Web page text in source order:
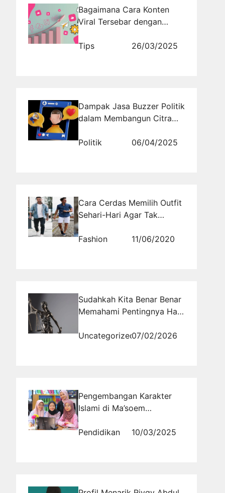
Bagaimana Cara Konten
Viral Tersebar dengan
Tips
26/03/2025
Dampak Jasa Buzzer Politik
dalam Membangun Citra
Politik
06/04/2025
Cara Cerdas Memilih Outfit
Sehari-Hari Agar Tak
Dilihat
Fashion 11/06/2020
Sudahkah Kita Benar Benar
Memahami Pentingnya Hari
Masa Depan Hukum
Uncategorized07/02/2026
Pengembangan Karakter
Islami di Ma’soem
Identitas dan Kepribadian
Pendidikan 10/03/2025